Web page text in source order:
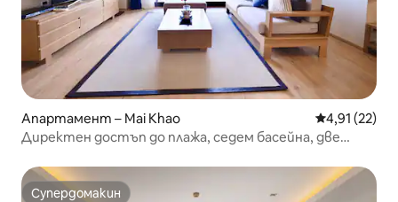
Апартамент – Mai Khao Средна
4,91 (22)
Директен достъп до плажа, седем басейна, две
Супердомакин